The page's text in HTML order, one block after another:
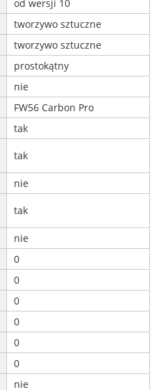
od wersji 10
tworzywo sztuczne
tworzywo sztuczne
prostokątny
nie
FW56 Carbon Pro
tak
tak
nie
tak
nie
0
0
0
0
0
0
nie